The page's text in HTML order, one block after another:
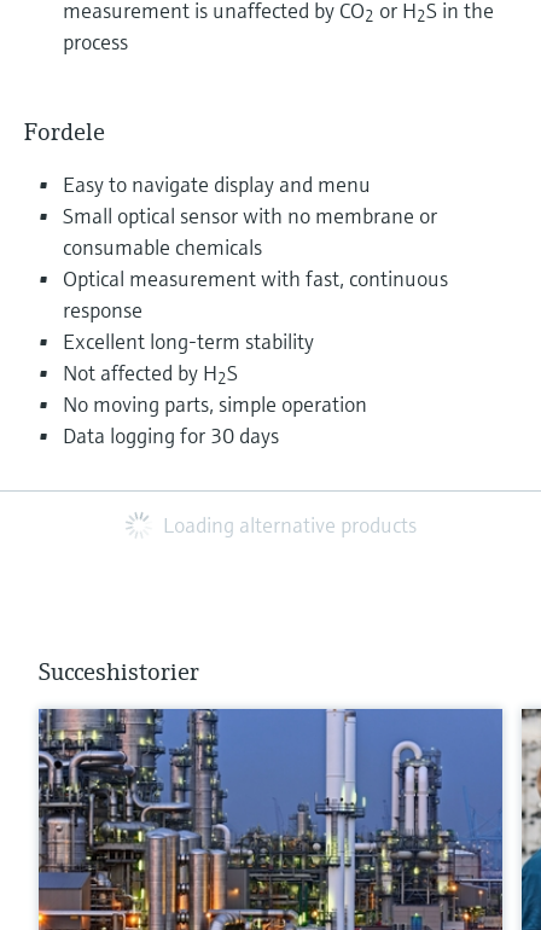
measurement is unaffected by CO2 or H2S in the
process
Fordele
Easy to navigate display and menu
Small optical sensor with no membrane or
consumable chemicals
Optical measurement with fast, continuous
response
Excellent long-term stability
Not affected by H2S
No moving parts, simple operation
Data logging for 30 days
Loading alternative products
Succeshistorier